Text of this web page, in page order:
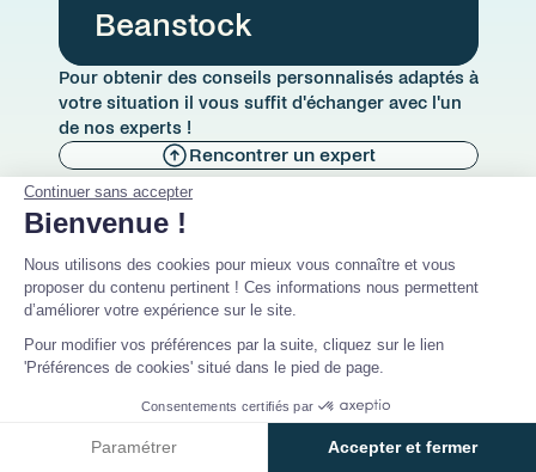
Beanstock
Pour obtenir des conseils personnalisés adaptés à
votre situation il vous suffit d'échanger avec l'un
de nos experts !
Rencontrer un expert
Continuer sans accepter
Bienvenue !
Nous utilisons des cookies pour mieux vous connaître et vous
proposer du contenu pertinent ! Ces informations nous permettent
d’améliorer votre expérience sur le site.
Pour modifier vos préférences par la suite, cliquez sur le lien
'Préférences de cookies' situé dans le pied de page.
Consentements certifiés par
Paramétrer Accepter et fermer